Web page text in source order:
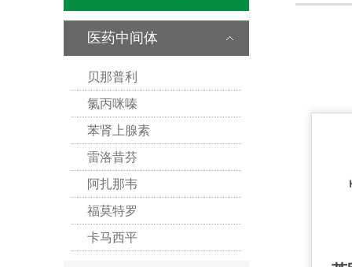
医药中间体
贝那普利
氯丙咪嗪
苯肾上腺素
雷洛昔芬
阿扎那韦
福莫特罗
卡马西平